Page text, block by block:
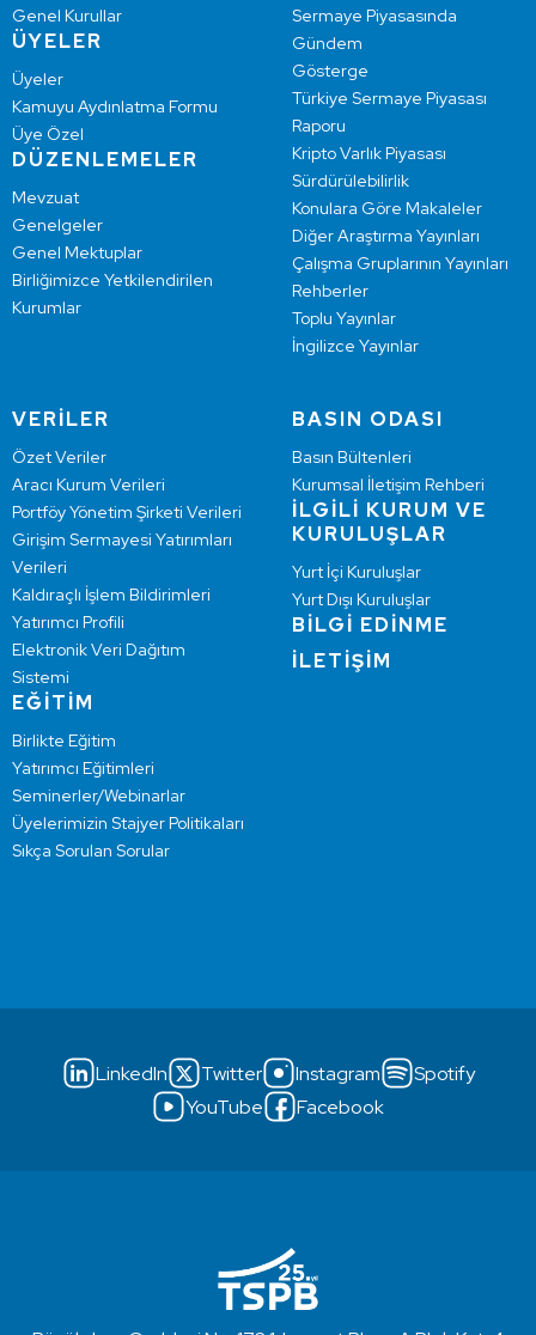
Genel Kurullar
ÜYELER
Üyeler
Kamuyu Aydınlatma Formu
Üye Özel
DÜZENLEMELER
Mevzuat
Genelgeler
Genel Mektuplar
Birliğimizce Yetkilendirilen
Kurumlar
Sermaye Piyasasında
Gündem
Gösterge
Türkiye Sermaye Piyasası
Raporu
Kripto Varlık Piyasası
Sürdürülebilirlik
Konulara Göre Makaleler
Diğer Araştırma Yayınları
Çalışma Gruplarının Yayınları
Rehberler
Toplu Yayınlar
İngilizce Yayınlar
VERİLER
Özet Veriler
Aracı Kurum Verileri
Portföy Yönetim Şirketi Verileri
Girişim Sermayesi Yatırımları
Verileri
Kaldıraçlı İşlem Bildirimleri
Yatırımcı Profili
Elektronik Veri Dağıtım
Sistemi
EĞİTİM
Birlikte Eğitim
Yatırımcı Eğitimleri
Seminerler/Webinarlar
Üyelerimizin Stajyer Politikaları
Sıkça Sorulan Sorular
BASIN ODASI
Basın Bültenleri
Kurumsal İletişim Rehberi
İLGİLİ KURUM VE
KURULUŞLAR
Yurt İçi Kuruluşlar
Yurt Dışı Kuruluşlar
BİLGİ EDİNME
İLETİŞİM
LinkedIn Twitter Instagram
Spotify
YouTube
Facebook